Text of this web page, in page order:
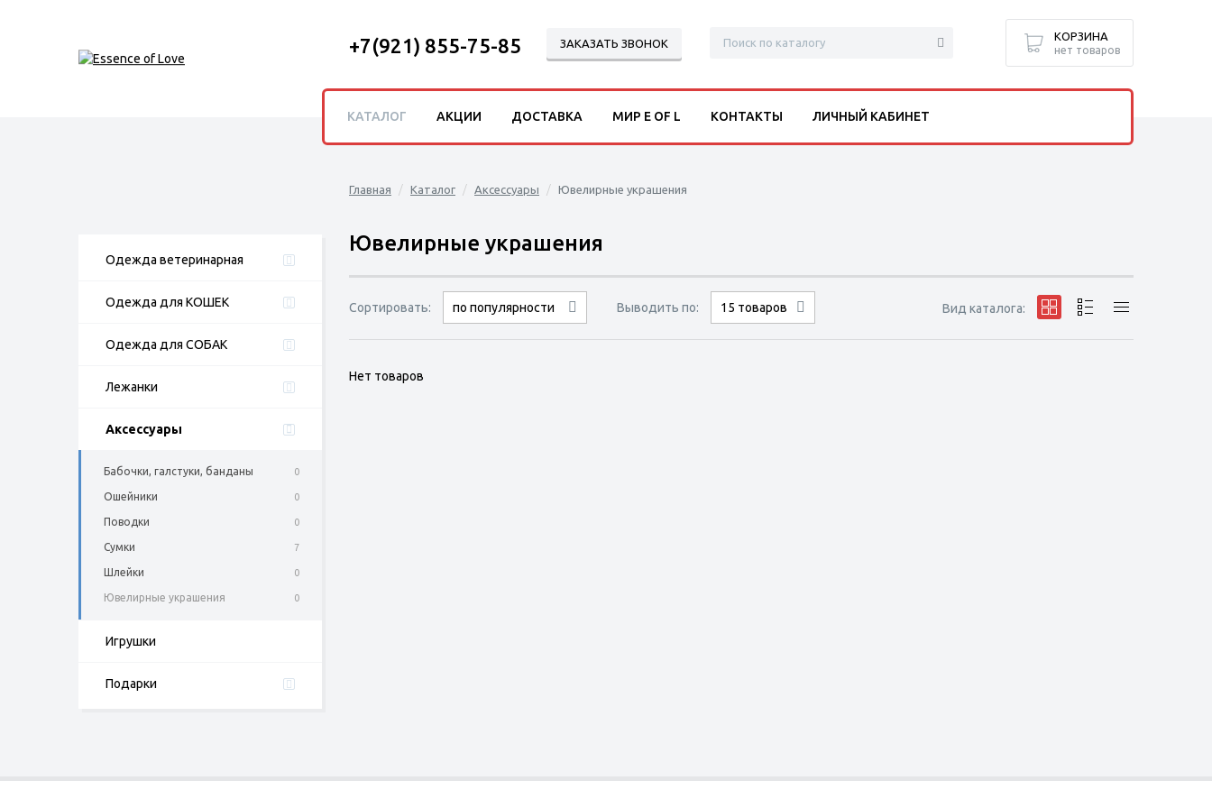
Одежда ветеринарная
Одежда для КОШЕК
Одежда для СОБАК
Лежанки
Аксессуары
Бабочки, галстуки, банданы 0
Ошейники 0
Поводки 0
Сумки 7
Шлейки 0
Ювелирные украшения 0
Игрушки
Подарки
Главная Каталог Аксессуары Ювелирные украшения
Ювелирные украшения
Сортировать: по популярности
сначала дешёвые
сначала дорогие
Выводить по: 9 товаров
15 товаров
30 товаров
Вид каталога:
Нет товаров
+7(921) 855-75-85 ЗАКАЗАТЬ ЗВОНОК
КОРЗИНА
нет товаров
КАТАЛОГ АКЦИИ ДОСТАВКА МИР E OF L КОНТАКТЫ ЛИЧНЫЙ КАБИНЕТ